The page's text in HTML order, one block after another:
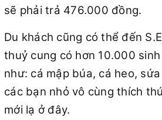
sẽ phải trả 476.000 đồng.
Du khách cũng có thể đến
thuỷ cung có hơn 10.000
như: cá mập búa, cá heo,
các bạn nhỏ vô cùng thích
mới lạ ở đây.